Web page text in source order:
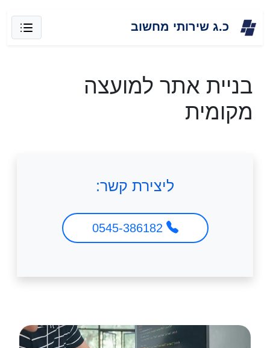
כ.ג שירותי מחשוב
בניית אתר למועצה
מקומית
ליצירת קשר: